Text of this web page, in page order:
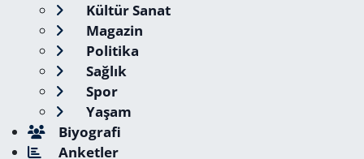
Kültür Sanat
Magazin
Politika
Sağlık
Spor
Yaşam
Biyografi
Anketler